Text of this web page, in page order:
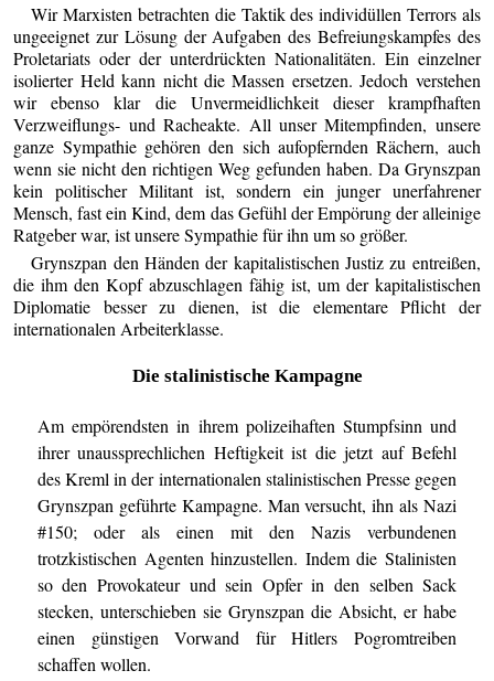
Wir Marxisten betrachten die Taktik des individüllen Terrors als
ungeeignet zur Lösung der Aufgaben des Befreiungskampfes des
Proletariats oder der unterdrückten Nationalitäten. Ein einzelner
isolierter Held kann nicht die Massen ersetzen. Jedoch verstehen
wir ebenso klar die Unvermeidlichkeit dieser krampfhaften
Verzweiflungs- und Racheakte. All unser Mitempfinden, unsere
ganze Sympathie gehören den sich aufopfernden Rächern, auch
wenn sie nicht den richtigen Weg gefunden haben. Da Grynszpan
kein politischer Militant ist, sondern ein junger unerfahrener
Mensch, fast ein Kind, dem das Gefühl der Empörung der alleinige
Ratgeber war, ist unsere Sympathie für ihn um so größer.
Grynszpan den Händen der kapitalistischen Justiz zu entreißen,
die ihm den Kopf abzuschlagen fähig ist, um der kapitalistischen
Diplomatie besser zu dienen, ist die elementare Pflicht der
internationalen Arbeiterklasse.
Die stalinistische Kampagne
Am empörendsten in ihrem polizeihaften Stumpfsinn und
ihrer unaussprechlichen Heftigkeit ist die jetzt auf Befehl
des Kreml in der internationalen stalinistischen Presse gegen
Grynszpan geführte Kampagne. Man versucht, ihn als Nazi
#150; oder als einen mit den Nazis verbundenen
trotzkistischen Agenten hinzustellen. Indem die Stalinisten
so den Provokateur und sein Opfer in den selben Sack
stecken, unterschieben sie Grynszpan die Absicht, er habe
einen günstigen Vorwand für Hitlers Pogromtreiben
schaffen wollen.